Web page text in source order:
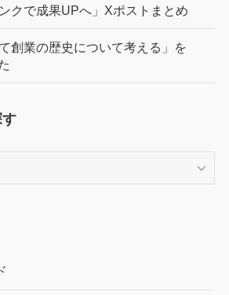
クで成果UPへ」Xポストまとめ
創業の歴史について考える」を